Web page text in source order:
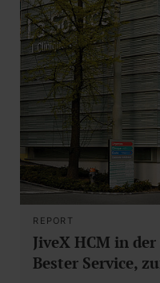
REPORT
JiveX HCM in
Bester Service,